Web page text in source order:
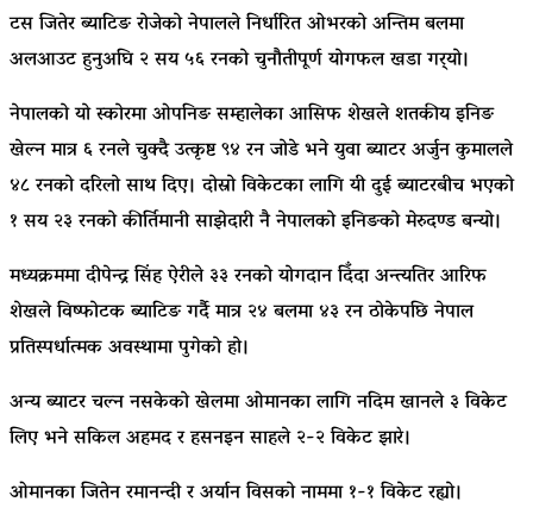
टस जितेर ब्याटिङ रोजेको नेपालले निर्धारित ओभरको अन्तिम बलमा
अलआउट हुनुअघि २ सय ५६ रनको चुनौतीपूर्ण योगफल खडा गर्‍यो।
नेपालको यो स्कोरमा ओपनिङ सम्हालेका आसिफ शेखले शतकीय इनिङ
खेल्न मात्र ६ रनले चुक्दै उत्कृष्ट ९४ रन जोडे भने युवा ब्याटर अर्जुन कुमालले
४८ रनको दरिलो साथ दिए। दोस्रो विकेटका लागि यी दुई ब्याटरबीच भएको
१ सय २३ रनको कीर्तिमानी साझेदारी नै नेपालको इनिङको मेरुदण्ड बन्यो।
मध्यक्रममा दीपेन्द्र सिंह ऐरीले ३३ रनको योगदान दिँदा अन्त्यतिर आरिफ
शेखले विष्फोटक ब्याटिङ गर्दै मात्र २४ बलमा ४३ रन ठोकेपछि नेपाल
प्रतिस्पर्धात्मक अवस्थामा पुगेको हो।
अन्य ब्याटर चल्न नसकेको खेलमा ओमानका लागि नदिम खानले ३ विकेट
लिए भने सकिल अहमद र हसनइन साहले २-२ विकेट झारे।
ओमानका जितेन रमानन्दी र अर्यान विसको नाममा १-१ विकेट रह्यो।